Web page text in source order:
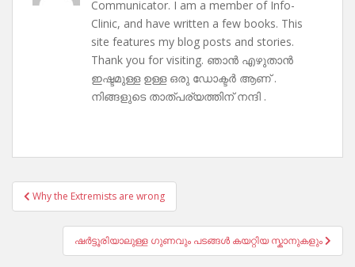
Communicator. I am a member of Info-
Clinic, and have written a few books. This
site features my blog posts and stories.
Thank you for visiting. ഞാൻ എഴുതാൻ
ഇഷ്ടമുള്ള ഉള്ള ഒരു ഡോക്ടർ ആണ് .
നിങ്ങളുടെ താത്പര്യത്തിന് നന്ദി .
Post
navigation
Why the Extremists are wrong
ഷര്‍ട്ടൂരിയാലുള്ള ഗുണവും പടങ്ങള്‍ കയറ്റിയ സ്കാനുകളും